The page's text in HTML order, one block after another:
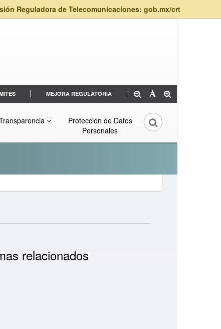
Reguladora de Telecomunicaciones: gob.mx/crt
MEJORA REGULATORIA
Protección de Datos
Personales
relacionados